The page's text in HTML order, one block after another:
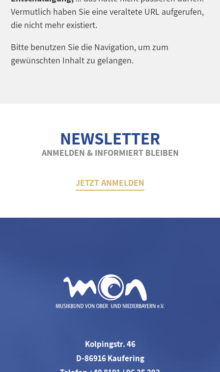
Vermutlich haben Sie eine veraltete URL aufgerufen,
die nicht mehr existiert.
Bitte benutzen Sie die Navigation, um zum
gewünschten Inhalt zu gelangen.
NEWSLETTER
ANMELDEN & INFORMIERT BLEIBEN
JETZT ANMELDEN
Kolpingstr. 46
D-86916 Kaufering